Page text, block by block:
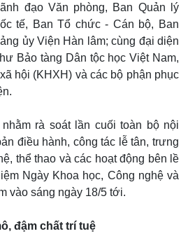
đạo Văn phòng, Ban Quản lý
tế, Ban Tổ chức - Cán bộ, Ban
ủy Viện Hàn lâm; cùng đại diện
Bảo tàng Dân tộc học Việt Nam,
hội (KHXH) và các bộ phận phục
rà soát lần cuối toàn bộ nội
điều hành, công tác lễ tân, trưng
thể thao và các hoạt động bên lề
Ngày Khoa học, Công nghệ và
vào sáng ngày 18/5 tới.
đậm chất trí tuệ